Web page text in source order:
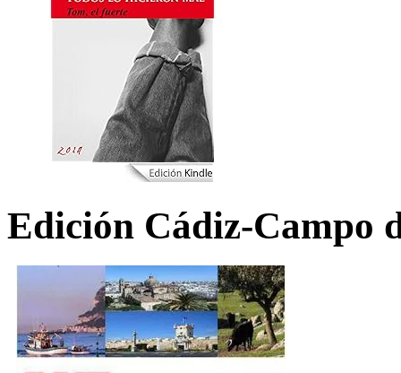
Edición Cádiz-Campo